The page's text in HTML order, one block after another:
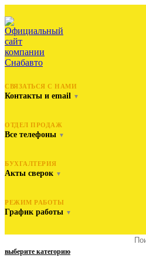
СВЯЗАТЬСЯ С НАМИ
Контакты и email ▼
ОТДЕЛ ПРОДАЖ
Все телефоны ▼
БУХГАЛТЕРИЯ
Акты сверок ▼
РЕЖИМ РАБОТЫ
График работы ▼
выберите категорию